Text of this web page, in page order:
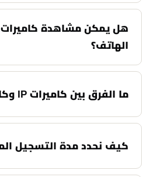
هل يمكن مشاهدة كاميرات
الهاتف؟
ما الفرق بين كاميرات IP وكاميرات HD؟
كيف نحدد مدة التسجيل